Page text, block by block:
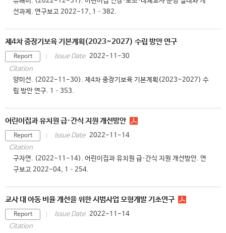
선과제. 연구보고 2022-17, 1–382.
제4차 중장기보육 기본계획(2023~2027) 수립 방안 연구
Report Issue Date 2022-11-30
Citation
양미선. (2022-11-30). 제4차 중장기보육 기본계획(2023~2027) 수
립 방안 연구. 1–353.
어린이집과 유치원 급·간식 지원 개선방안
Report Issue Date 2022-11-14
Citation
구자연. (2022-11-14). 어린이집과 유치원 급·간식 지원 개선방안. 연
구보고 2022-04, 1–254.
교사 대 아동 비율 개선을 위한 시범사업 모형개발 기초연구
Report Issue Date 2022-11-14
Citation